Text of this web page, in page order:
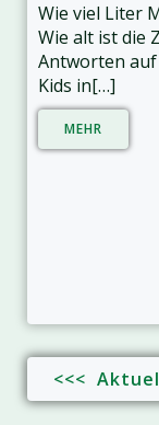
Wie viel Liter
Wie alt ist die
Antworten
Kids in[…]
MEHR
<<<